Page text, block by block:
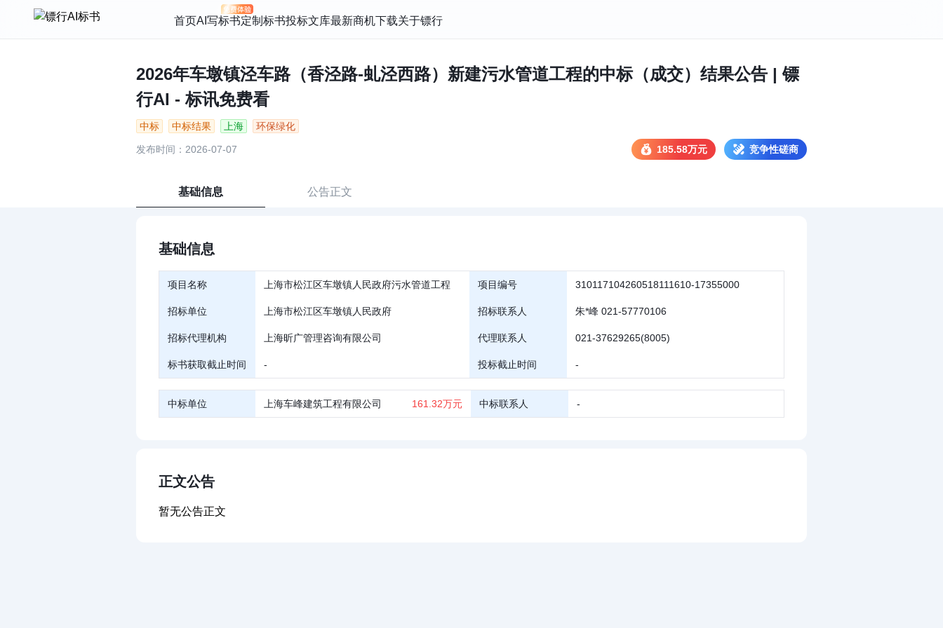
首页AI写标书定制标书投标文库最新商机下载关于镖行
2026年车墩镇泾车路（香泾路-虬泾西路）新建污水管道工程的中标（成交）结果公告 | 镖
行AI - 标讯免费看
中标 中标结果 上海 环保绿化
发布时间：2026-07-07 185.58万元 竞争性磋商
基础信息 公告正文
基础信息
项目名称 上海市松江区车墩镇人民政府污水管道工程 项目编号 310117104260518111610-17355000
招标单位 上海市松江区车墩镇人民政府 招标联系人 朱*峰 021-57770106
招标代理机构 上海昕广管理咨询有限公司 代理联系人 021-37629265(8005)
标书获取截止时间 - 投标截止时间 -
中标单位 上海车峰建筑工程有限公司 161.32万元 中标联系人 -
正文公告
暂无公告正文